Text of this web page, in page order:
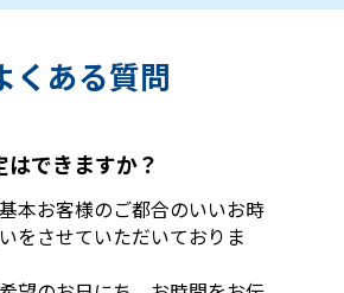
くある質問
はできますか？
本お客様のご都合のいいお時
をさせていただいておりま